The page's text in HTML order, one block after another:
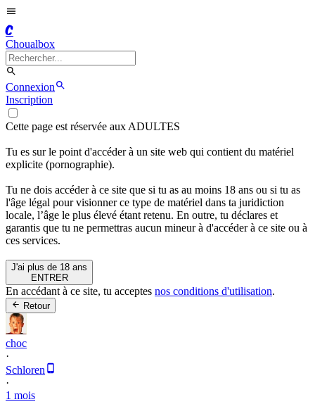
C
Choualbox
Connexion
Inscription
Cette page est réservée aux ADULTES
Tu es sur le point d'accéder à un site web qui contient du matériel
explicite (pornographie).
Tu ne dois accéder à ce site que si tu as au moins 18 ans ou si tu as
l'âge légal pour visionner ce type de matériel dans ta juridiction
locale, l’âge le plus élevé étant retenu. En outre, tu déclares et
garantis que tu ne permettras aucun mineur à d'accéder à ce site ou à
ces services.
J'ai plus de 18 ans
ENTRER
En accédant à ce site, tu acceptes nos conditions d'utilisation.
Retour
choc
·
Schloren
·
1 mois